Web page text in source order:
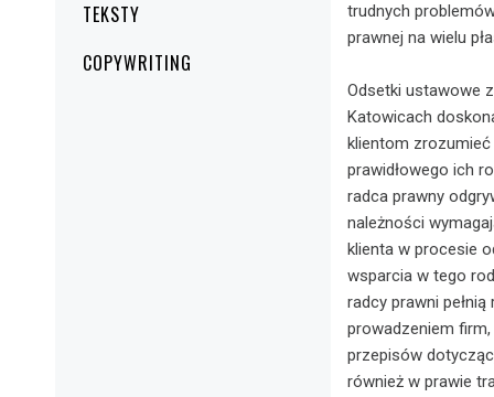
TEKSTY
COPYWRITING
trudnych
prawnej na wielu
Odsetki ustawowe
Katowicach
klientom
prawidłowego ich
radca prawny
należności
klienta w procesie
wsparcia w tego
radcy prawni
prowadzeniem
przepisów
również w prawie